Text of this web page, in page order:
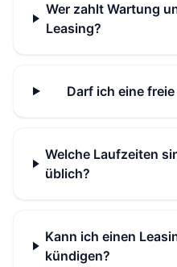
Wer zahlt Wartung
Leasing?
Darf ich eine
Welche Laufzeiten
üblich?
Kann ich einen
kündigen?